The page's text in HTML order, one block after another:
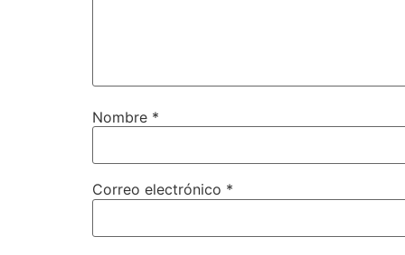
Nombre *
Correo electrónico *